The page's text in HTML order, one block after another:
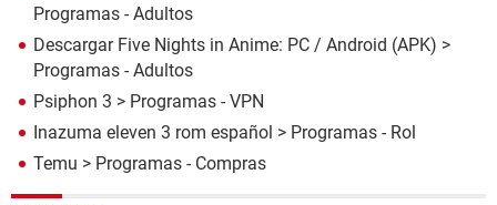
Programas - Adultos
Descargar Five Nights in Anime: PC / Android (APK) >
Programas - Adultos
Psiphon 3 > Programas - VPN
Inazuma eleven 3 rom español > Programas - Rol
Temu > Programas - Compras